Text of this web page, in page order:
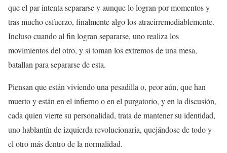
que el par intenta separarse y aunque lo logran por momentos y
tras mucho esfuerzo, finalmente algo los atraeirremediablemente.
Incluso cuando al fin logran separarse, uno realiza los
movimientos del otro, y si toman los extremos de una mesa,
batallan para separarse de esta.
Piensan que están viviendo una pesadilla o, peor aún, que han
muerto y están en el infierno o en el purgatorio, y en la discusión,
cada quien vierte su personalidad, trata de mantener su identidad,
uno hablantín de izquierda revolucionaria, quejándose de todo y
el otro más dentro de la normalidad.